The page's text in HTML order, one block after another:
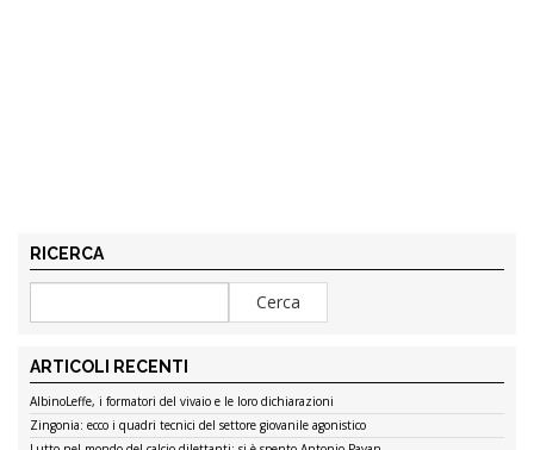
RICERCA
ARTICOLI RECENTI
AlbinoLeffe, i formatori del vivaio e le loro dichiarazioni
Zingonia: ecco i quadri tecnici del settore giovanile agonistico